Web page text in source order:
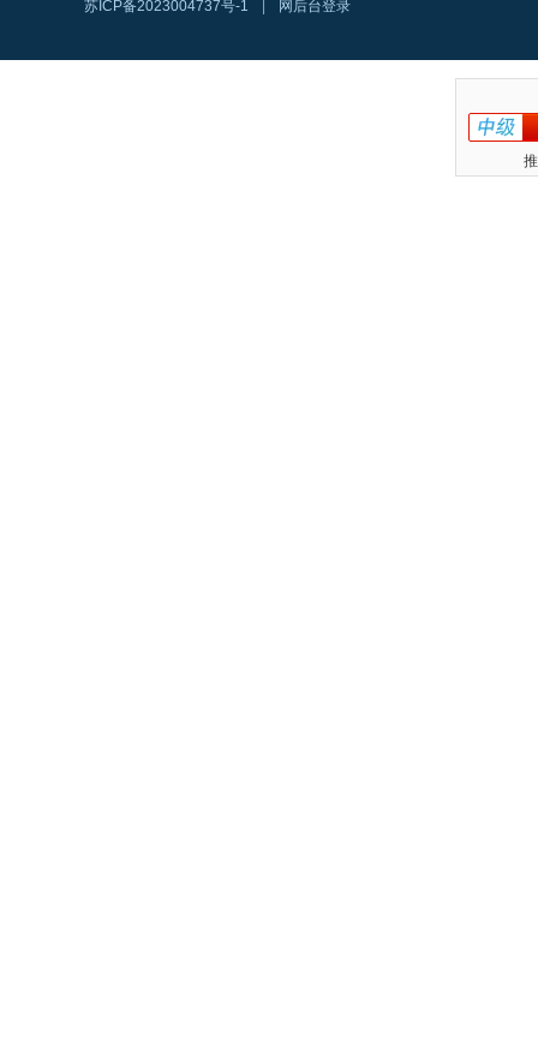
苏ICP备2023004737号-1
网后台登录